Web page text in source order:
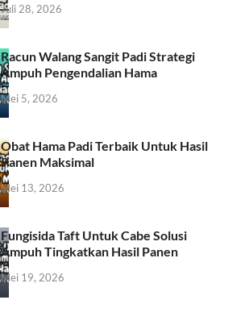
Juli 28, 2026
Racun Walang Sangit Padi Strategi
Ampuh Pengendalian Hama
Mei 5, 2026
Obat Hama Padi Terbaik Untuk Hasil
Panen Maksimal
Mei 13, 2026
Fungisida Taft Untuk Cabe Solusi
Ampuh Tingkatkan Hasil Panen
Mei 19, 2026